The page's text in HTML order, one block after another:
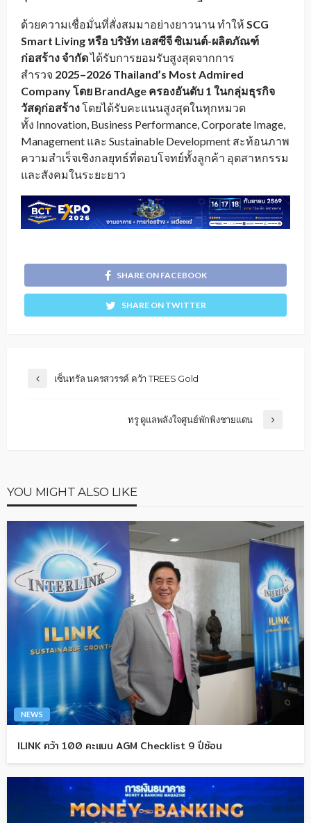
ด้วยความเชื่อมั่นที่สั่งสมมาอย่างยาวนาน ทำให้SCG
Smart Living หรือ บริษัท เอสซีจี ซิเมนต์-ผลิตภัณฑ์
ก่อสร้าง จำกัดได้รับการยอมรับสูงสุดจากการ
สำรวจ 2025–2026 Thailand’s Most Admired
Company โดย BrandAge ครองอันดับ 1 ในกลุ่มธุรกิจ
วัสดุก่อสร้างโดยได้รับคะแนนสูงสุดในทุกหมวด
ทั้ง Innovation, Business Performance, Corporate Image,
Management และ Sustainable Development สะท้อนภาพ
ความสำเร็จเชิงกลยุทธ์ที่ตอบโจทย์ทั้งลูกค้า อุตสาหกรรม
และสังคมในระยะยาว
SHARE ON FACEBOOK
SHARE ON TWITTER
เซ็นทรัล นครสวรรค์ คว้า TREES Gold
ทรู ดูแลพลังใจศูนย์พักพิงชายแดน
YOU MIGHT ALSO LIKE
NEWS
ILINK คว้า 100 คะแนน AGM Checklist 9 ปีซ้อน